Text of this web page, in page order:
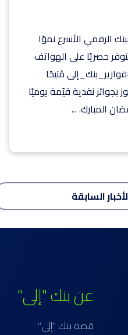
الرقمي الأسرع نموًا
حصريًا على الهواتف
مُتيحًا
بجوائز نقدية قيّمة يوميًا
المبارك....
السابقة
عن بنك "إلى"
قصة بنك "إلى"